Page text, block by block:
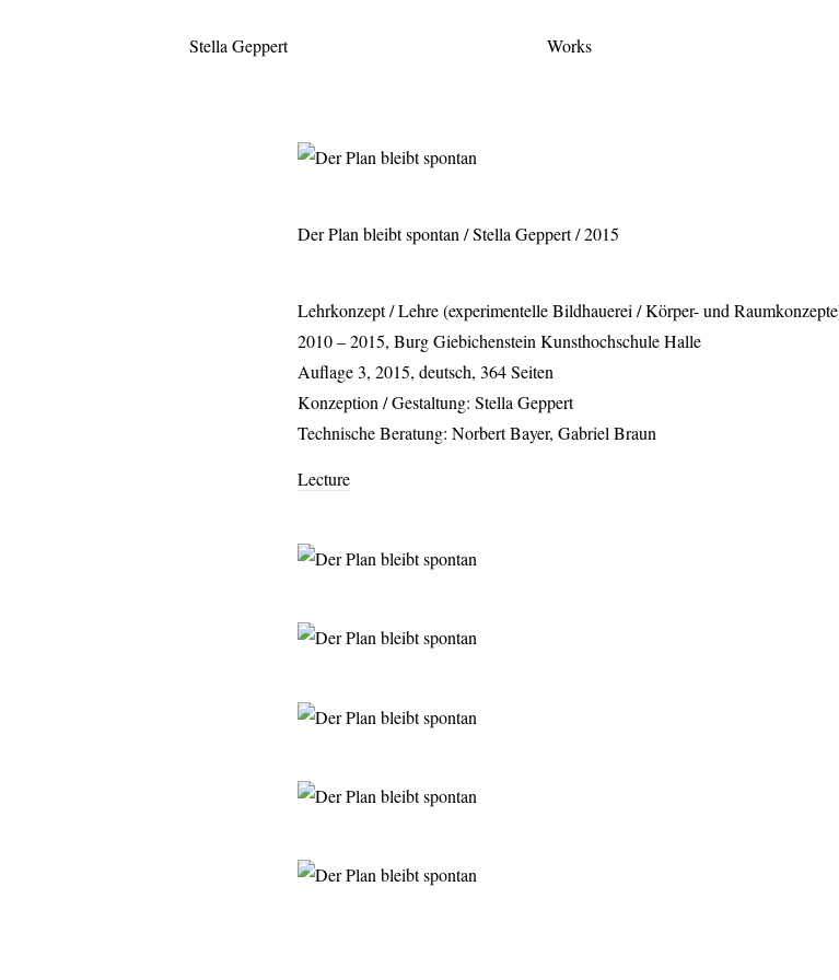
Stella Geppert Works
Der Plan bleibt spontan/ Stella Geppert / 2015
Lehrkonzept / Lehre (experimentelle Bildhauerei / Körper- und
2010 – 2015, Burg Giebichenstein Kunsthochschule Halle
Auflage 3, 2015, deutsch, 364 Seiten
Konzeption / Gestaltung: Stella Geppert
Technische Beratung: Norbert Bayer, Gabriel Braun
Lecture